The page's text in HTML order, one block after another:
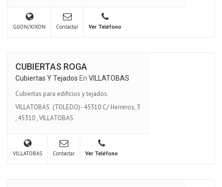
GIJON/XIXON Contactar Ver Teléfono
CUBIERTAS ROGA
Cubiertas Y Tejados En VILLATOBAS
Cubiertas para edificios y tejados.
VILLATOBAS (TOLEDO)- 45310 C/ Herreros, 3
, 45310,VILLATOBAS
VILLATOBAS Contactar Ver Teléfono